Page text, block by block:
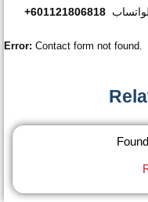
601121806818+
Error: Contact form not found.